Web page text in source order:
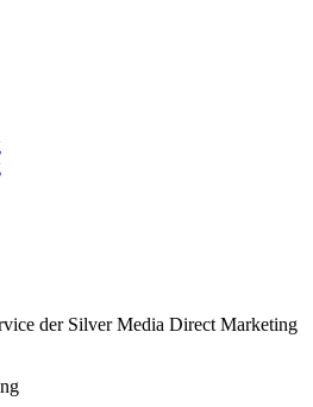
der Silver Media Direct Marketing